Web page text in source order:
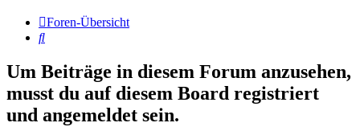
Foren-Übersicht
Suche
Um Beiträge in diesem Forum anzusehen,
musst du auf diesem Board registriert
und angemeldet sein.